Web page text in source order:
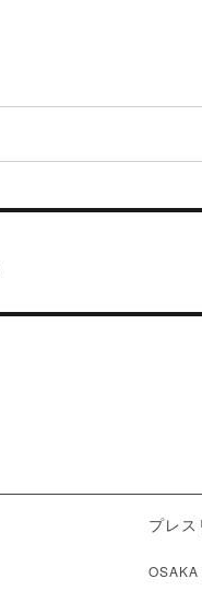
プレ
OSAKA